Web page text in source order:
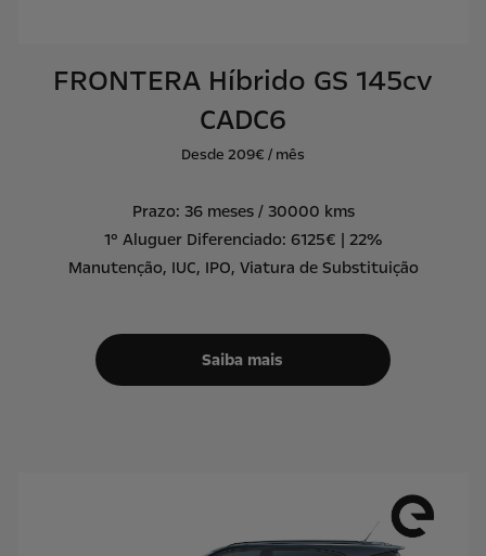
FRONTERA Híbrido GS 145cv
CADC6
Desde 209€ / mês
Prazo: 36 meses / 30000 kms
1º Aluguer Diferenciado: 6125€ | 22%
Manutenção, IUC, IPO, Viatura de Substituição
Saiba mais